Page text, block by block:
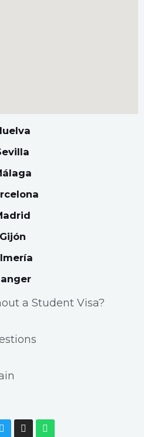
Gijón
a Student Visa?
T
w
I
n
W
h